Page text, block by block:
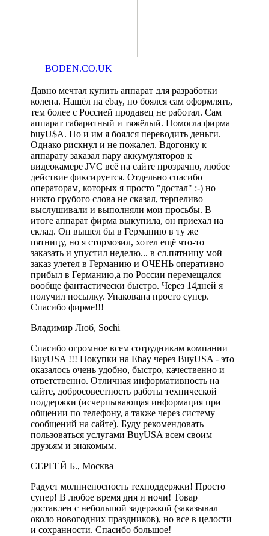
BODEN.CO.UK
Давно мечтал купить аппарат для разработки
колена. Нашёл на ebay, но боялся сам оформлять,
тем более с Россией продавец не работал. Сам
аппарат габаритный и тяжёлый. Помогла фирма
buyU$A. Но и им я боялся переводить деньги.
Однако рискнул и не пожалел. Вдогонку к
аппарату заказал пару аккумуляторов к
видеокамере JVC всё на сайте прозрачно, любое
действие фиксируется. Отдельно спасибо
операторам, которых я просто "достал" :-) но
никто грубого слова не сказал, терпеливо
выслушивали и выполняли мои просьбы. В
итоге аппарат фирма выкупила, он приехал на
склад. Он вышел бы в Германию в ту же
пятницу, но я стормозил, хотел ещё что-то
заказать и упустил неделю... в сл.пятницу мой
заказ улетел в Германию и ОЧЕНЬ оперативно
прибыл в Германию,а по России перемещался
вообще фантастически быстро. Через 14дней я
получил посылку. Упакована просто супер.
Спасибо фирме!!!
Владимир Люб, Sochi
Спасибо огромное всем сотрудникам компании
BuyUSA !!! Покупки на Ebay через BuyUSA - это
оказалось очень удобно, быстро, качественно и
ответственно. Отличная информативность на
сайте, добросовестность работы технической
поддержки (исчерпывающая информация при
общении по телефону, а также через систему
сообщений на сайте). Буду рекомендовать
пользоваться услугами BuyUSA всем своим
друзьям и знакомым.
СЕРГЕЙ Б., Москва
Радует молниеносность техподдержки! Просто
супер! В любое время дня и ночи! Товар
доставлен с небольшой задержкой (заказывал
около новогодних праздников), но все в целости
и сохранности. Спасибо большое!